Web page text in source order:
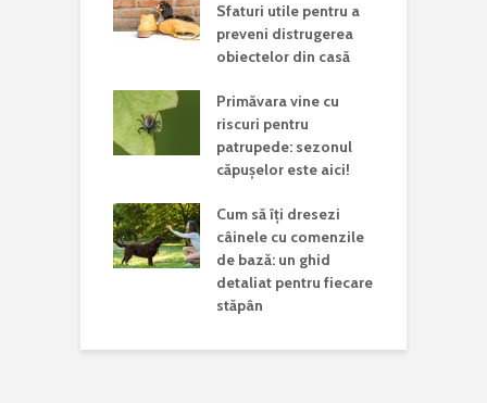
Sfaturi utile pentru a
preveni distrugerea
obiectelor din casă
Primăvara vine cu
riscuri pentru
patrupede: sezonul
căpușelor este aici!
Cum să îți dresezi
câinele cu comenzile
de bază: un ghid
detaliat pentru fiecare
stăpân